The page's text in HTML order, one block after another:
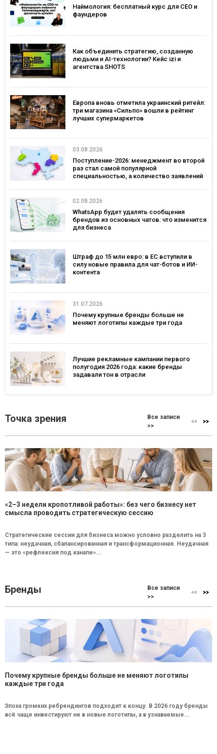
Наймология: бесплатный курс для CEO и
фаундеров
Как объединить стратегию, созданную
людьми и AI-технологии? Кейс izi и
агентства SHOTS
Европа вновь отметила украинский ритейл:
три магазина «Сильпо» вошли в рейтинг
лучших супермаркетов
03.08.2026
Поступление-2026: менеджмент во второй
раз стал самой популярной
специальностью, а количество заявлений
02.08.2026
WhatsApp будет удалять сообщения
брендов из основных чатов: что изменится
для бизнеса
Штраф до 15 млн евро: в ЕС вступили в
силу новые правила для чат-ботов и ИИ-
контента
31.07.2026
Почему крупные бренды больше не
меняют логотипы каждые три года
Лучшие рекламные кампании первого
полугодия 2026 года: какие бренды
задавали тон в отрасли
Точка зрения
Все записи
>>
«2–3 недели кропотливой работы»: без чего бизнесу нет
смысла проводить стратегическую сессию
Стратегические сессии для бизнеса можно условно разделить на 3
типа: неудачная, сбалансированная и трансформационная. Неудачная
— это «рефлексия под канапе»...
Бренды
Все записи
>>
Почему крупные бренды больше не меняют логотипы
каждые три года
Эпоха громких ребрендингов подходит к концу. В 2026 году бренды
всё чаще инвестируют не в новые логотипы, а в узнаваемые...